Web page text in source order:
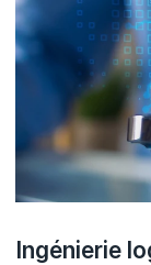
Ingénierie